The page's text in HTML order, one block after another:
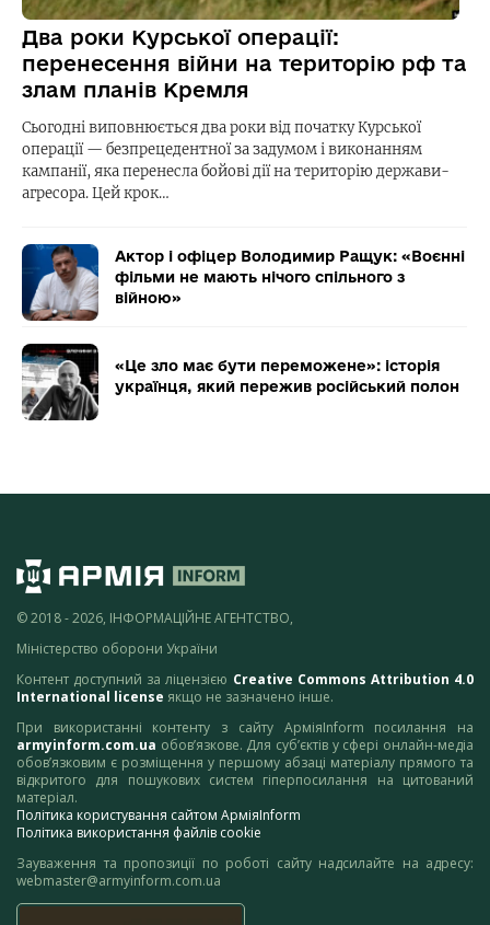
Два роки Курської операції:
перенесення війни на територію рф та
злам планів Кремля
Сьогодні виповнюється два роки від початку Курської
операції — безпрецедентної за задумом і виконанням
кампанії, яка перенесла бойові дії на територію держави-
агресора. Цей крок…
Актор і офіцер Володимир Ращук: «Воєнні
фільми не мають нічого спільного з
війною»
«Це зло має бути переможене»: історія
українця, який пережив російський полон
© 2018 - 2026, ІНФОРМАЦІЙНЕ АГЕНТСТВО,
Міністерство оборони України
Контент доступний за ліцензією Creative Commons Attribution 4.0
International license якщо не зазначено інше.
При використанні контенту з сайту АрміяInform посилання на
armyinform.com.ua обов’язкове. Для суб’єктів у сфері онлайн-медіа
обов’язковим є розміщення у першому абзаці матеріалу прямого та
відкритого для пошукових систем гіперпосилання на цитований
матеріал.
Політика користування сайтом АрміяInform
Політика використання файлів cookie
Зауваження та пропозиції по роботі сайту надсилайте на адресу:
webmaster@armyinform.com.ua